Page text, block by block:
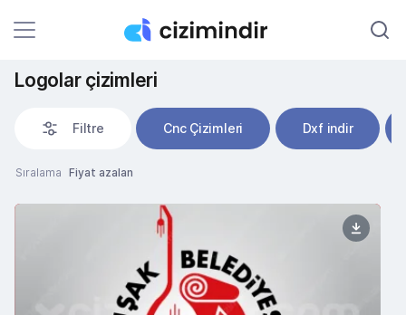
Logolar çizimleri
Filtre Cnc Çizimleri Dxf indir
Sıralama Fiyat azalan